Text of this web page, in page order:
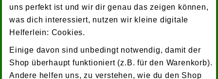
- 43% Aloe-arborescens-Blätter aus
biologischem Anbau
- 56% Agavendicksaft aus biologischem
Anbau
- 1% Destillat in Bioqualität
uns perfekt ist und wir dir genau das zeigen können,
was dich interessiert, nutzen wir kleine digitale
Helferlein: Cookies.
Einige davon sind unbedingt notwendig, damit der
Shop überhaupt funktioniert (z.B. für den Warenkorb).
Andere helfen uns, zu verstehen, wie du den Shop